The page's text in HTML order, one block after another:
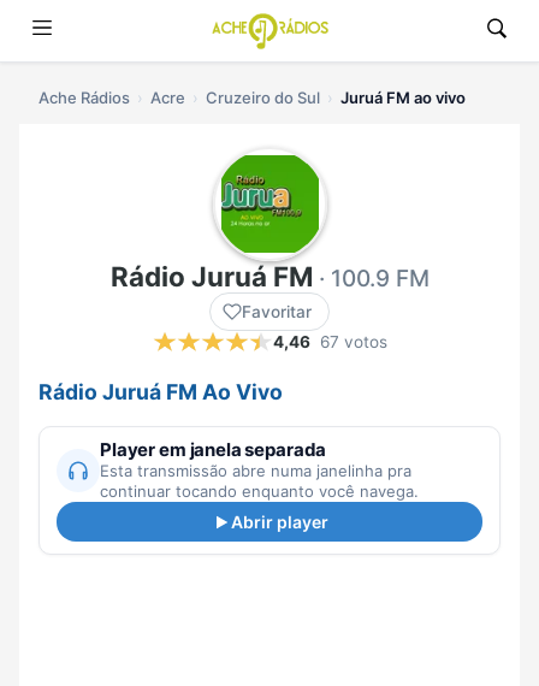
Ache Rádios Acre Cruzeiro do Sul Juruá FM ao vivo
Rádio Juruá FM · 100.9 FM
Favoritar
4,46 67 votos
Rádio Juruá FM Ao Vivo
Player em janela separada
Esta transmissão abre numa janelinha pra
continuar tocando enquanto você navega.
Abrir player